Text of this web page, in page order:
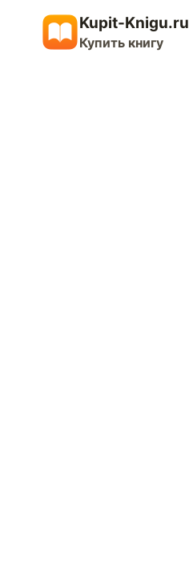
содержимому
Kupit-Knigu.ru
Купить книгу